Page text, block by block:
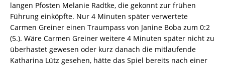
langen Pfosten Melanie Radtke, die gekonnt zur frühen
Führung einköpfte. Nur 4 Minuten später verwertete
Carmen Greiner einen Traumpass von Janine Boba zum 0:2
(5.). Wäre Carmen Greiner weitere 4 Minuten später nicht zu
überhastet gewesen oder kurz danach die mitlaufende
Katharina Lütz gesehen, hätte das Spiel bereits nach einer